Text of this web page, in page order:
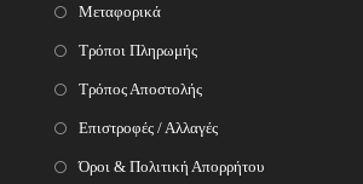
Μεταφορικά
Τρόποι Πληρωμής
Τρόπος Αποστολής
Επιστροφές / Αλλαγές
Όροι & Πολιτική Απορρήτου